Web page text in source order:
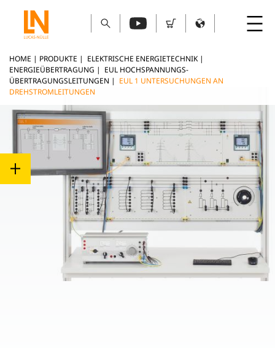
HOME | PRODUKTE | ELEKTRISCHE ENERGIETECHNIK |
ENERGIEÜBERTRAGUNG | EUL HOCHSPANNUNGS-
ÜBERTRAGUNGSLEITUNGEN | EUL 1 UNTERSUCHUNGEN AN
DREHSTROMLEITUNGEN